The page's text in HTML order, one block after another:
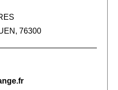
76300